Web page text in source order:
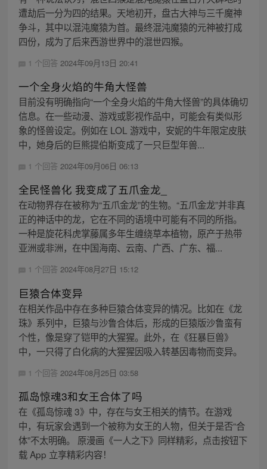
遭劫后一分为四的结果。天地初开，盘古大神与三千魔神
争斗，其中以混沌魔猿为首。最终混沌魔猿的元神被打成
四份，成为了后来西游世界中的混世四猴。
1 个回答 2024年09月13日 20:41
一个全身火焰的牛角大怪兽
目前没有明确指向“一个全身火焰的牛角大怪兽”的具体确切
信息。在一些动漫、游戏或影视作品中，可能会有类似形
象的怪兽设定。例如在 LOL 游戏中，安妮的牛年限定皮肤
中，她身后的巨熊提伯斯变成了一只巨型年兽...
1 个回答 2024年09月06日 06:13
全民怪兽化 我变成了五爪金龙_
在动物界存在被称为“五爪金龙”的生物。“五爪金龙”并非真
正的神话中的龙，它在不同的语境中可能有不同的所指。
一种是旋花科虎掌藤属多年生缠绕草本植物，原产于热带
亚洲或非洲，在中国海南、云南、广西、广东、福...
1 个回答 2024年08月27日 15:12
巨猿合体变异
在相关作品中存在多种巨猿合体变异的情况。比如在《龙
珠》系列中，巨猿与沙鲁合体后，形成的巨猿版沙鲁蛮有
个性，像是穿了铠甲的大猩猩。此外，在《狂暴巨兽》
中，一只得了白化病的大猩猩因吸入转基因毒物而变异。
1 个回答 2024年08月25日 03:58
孤岛惊魂3和女王合体了吗
在《孤岛惊魂 3》中，存在与女王相关的情节。在游戏
中，有玩家会遇到一个被称为女王的人物，但关于是否“合
体”不太明确。 原漫画《一人之下》同样精彩，点击按钮下
载 App 立享精彩内容！